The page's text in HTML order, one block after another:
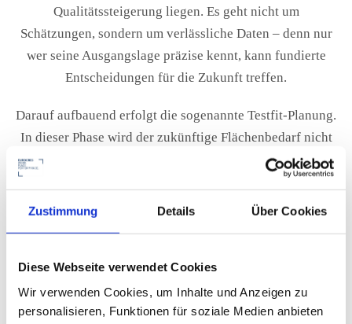
Zustimmung Details Über Cookies
Diese Webseite verwendet Cookies
Wir verwenden Cookies, um Inhalte und Anzeigen zu
personalisieren, Funktionen für soziale Medien anbieten
Qualitätssteigerung liegen. Es geht nicht um
Schätzungen, sondern um verlässliche Daten – denn nur
wer seine Ausgangslage präzise kennt, kann fundierte
Entscheidungen für die Zukunft treffen.
Darauf aufbauend erfolgt die sogenannte Testfit-Planung.
In dieser Phase wird der zukünftige Flächenbedarf nicht
nur kalkuliert, sondern auf Basis realistischer
Nutzungsszenarien simuliert. Wie verändern sich die
Anforderungen, wenn mehr Remote-Arbeit erfolgt?
sind wirtschaftlich tragfähig, welche fördern gleichzeitig
die Zusammenarbeit und stärken die
Unternehmenskultur? Durch Testfits und die